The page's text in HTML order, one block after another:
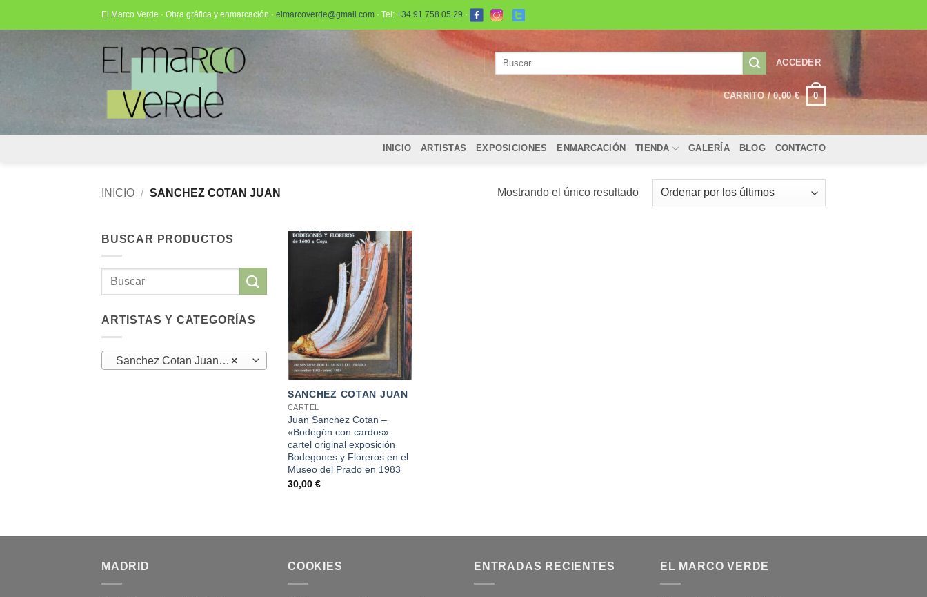
El Marco Verde · Obra gráfica y enmarcación · elmarcoverde@gmail.com · Tel: +34 91 758 05 29 ·
ACCEDER
CARRITO /0,00€ 0
INICIO ARTISTAS EXPOSICIONES ENMARCACIÓN TIENDA GALERÍA BLOG CONTACTO
INICIO / SANCHEZ COTAN JUAN Mostrando el único resultado
BUSCAR PRODUCTOS
Buscar
ARTISTAS Y CATEGORÍAS
×
Sanchez Cotan Juan (1)
+
SANCHEZ COTAN JUAN
CARTEL
Juan Sanchez Cotan –
«Bodegón con cardos»
cartel original exposición
Bodegones y Floreros en el
Museo del Prado en 1983
30,00 €
MADRID COOKIES ENTRADAS RECIENTES EL MARCO VERDE